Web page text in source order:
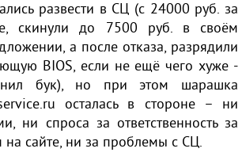
развести в СЦ (с 24000 руб. за
скинули до 7500 руб. в своём
а после отказа, разрядили
BIOS, если не ещё чего хуже -
бук), но при этом шарашка
осталась в стороне – ни
ни спроса за ответственность за
сайте, ни за проблемы с СЦ.